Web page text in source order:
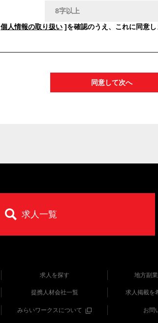
個人情報の取り扱い ]を確認のうえ、これに同意し
同意して次へ
求人一覧
求人を探す 地方副
提携人材会社一覧 求人掲載を
みらいワークスについて お問